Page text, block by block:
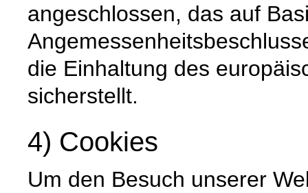
angeschlossen, das auf
die Einhaltung des
sicherstellt.
4) Cookies
Um den Besuch unserer